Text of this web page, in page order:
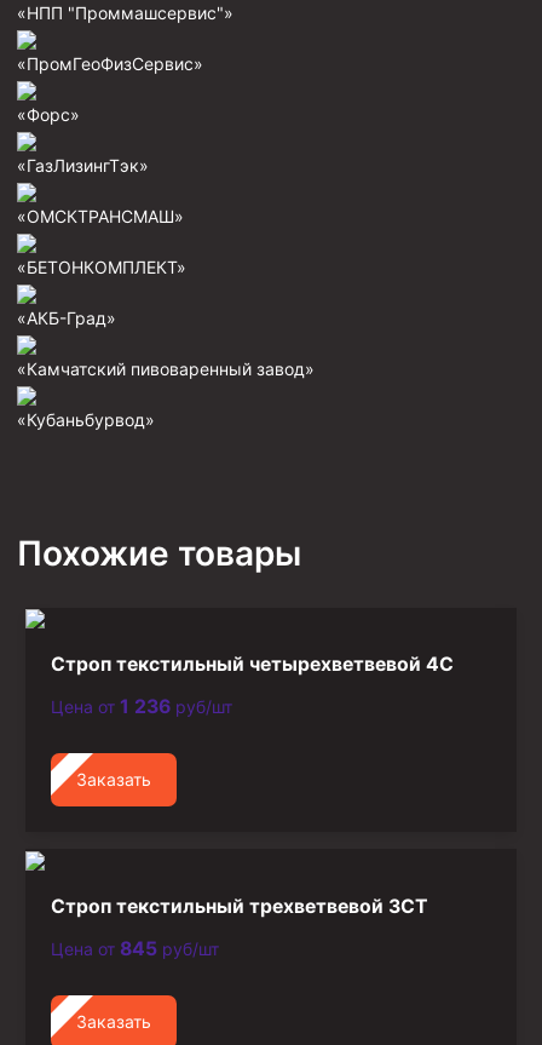
Клинья — отклонители
Метчики ловильные
Быстроразъёмные соединения (БРС)
Рукава буровые
Стропы
Стропы канатные ВК
Стропы канатные
«НПП "Проммашсервис"»
«ПромГеоФизСервис»
«Форс»
«ГазЛизингТэк»
«ОМСКТРАНСМАШ»
«БЕТОНКОМПЛЕКТ»
«АКБ-Град»
«Камчатский пивоваренный завод»
«Кубаньбурвод»
Похожие товары
Строп текстильный четырехветвевой 4С
Цена от 1 236 руб/шт
Заказать
Строп текстильный трехветвевой 3СТ
Цена от 845 руб/шт
Заказать